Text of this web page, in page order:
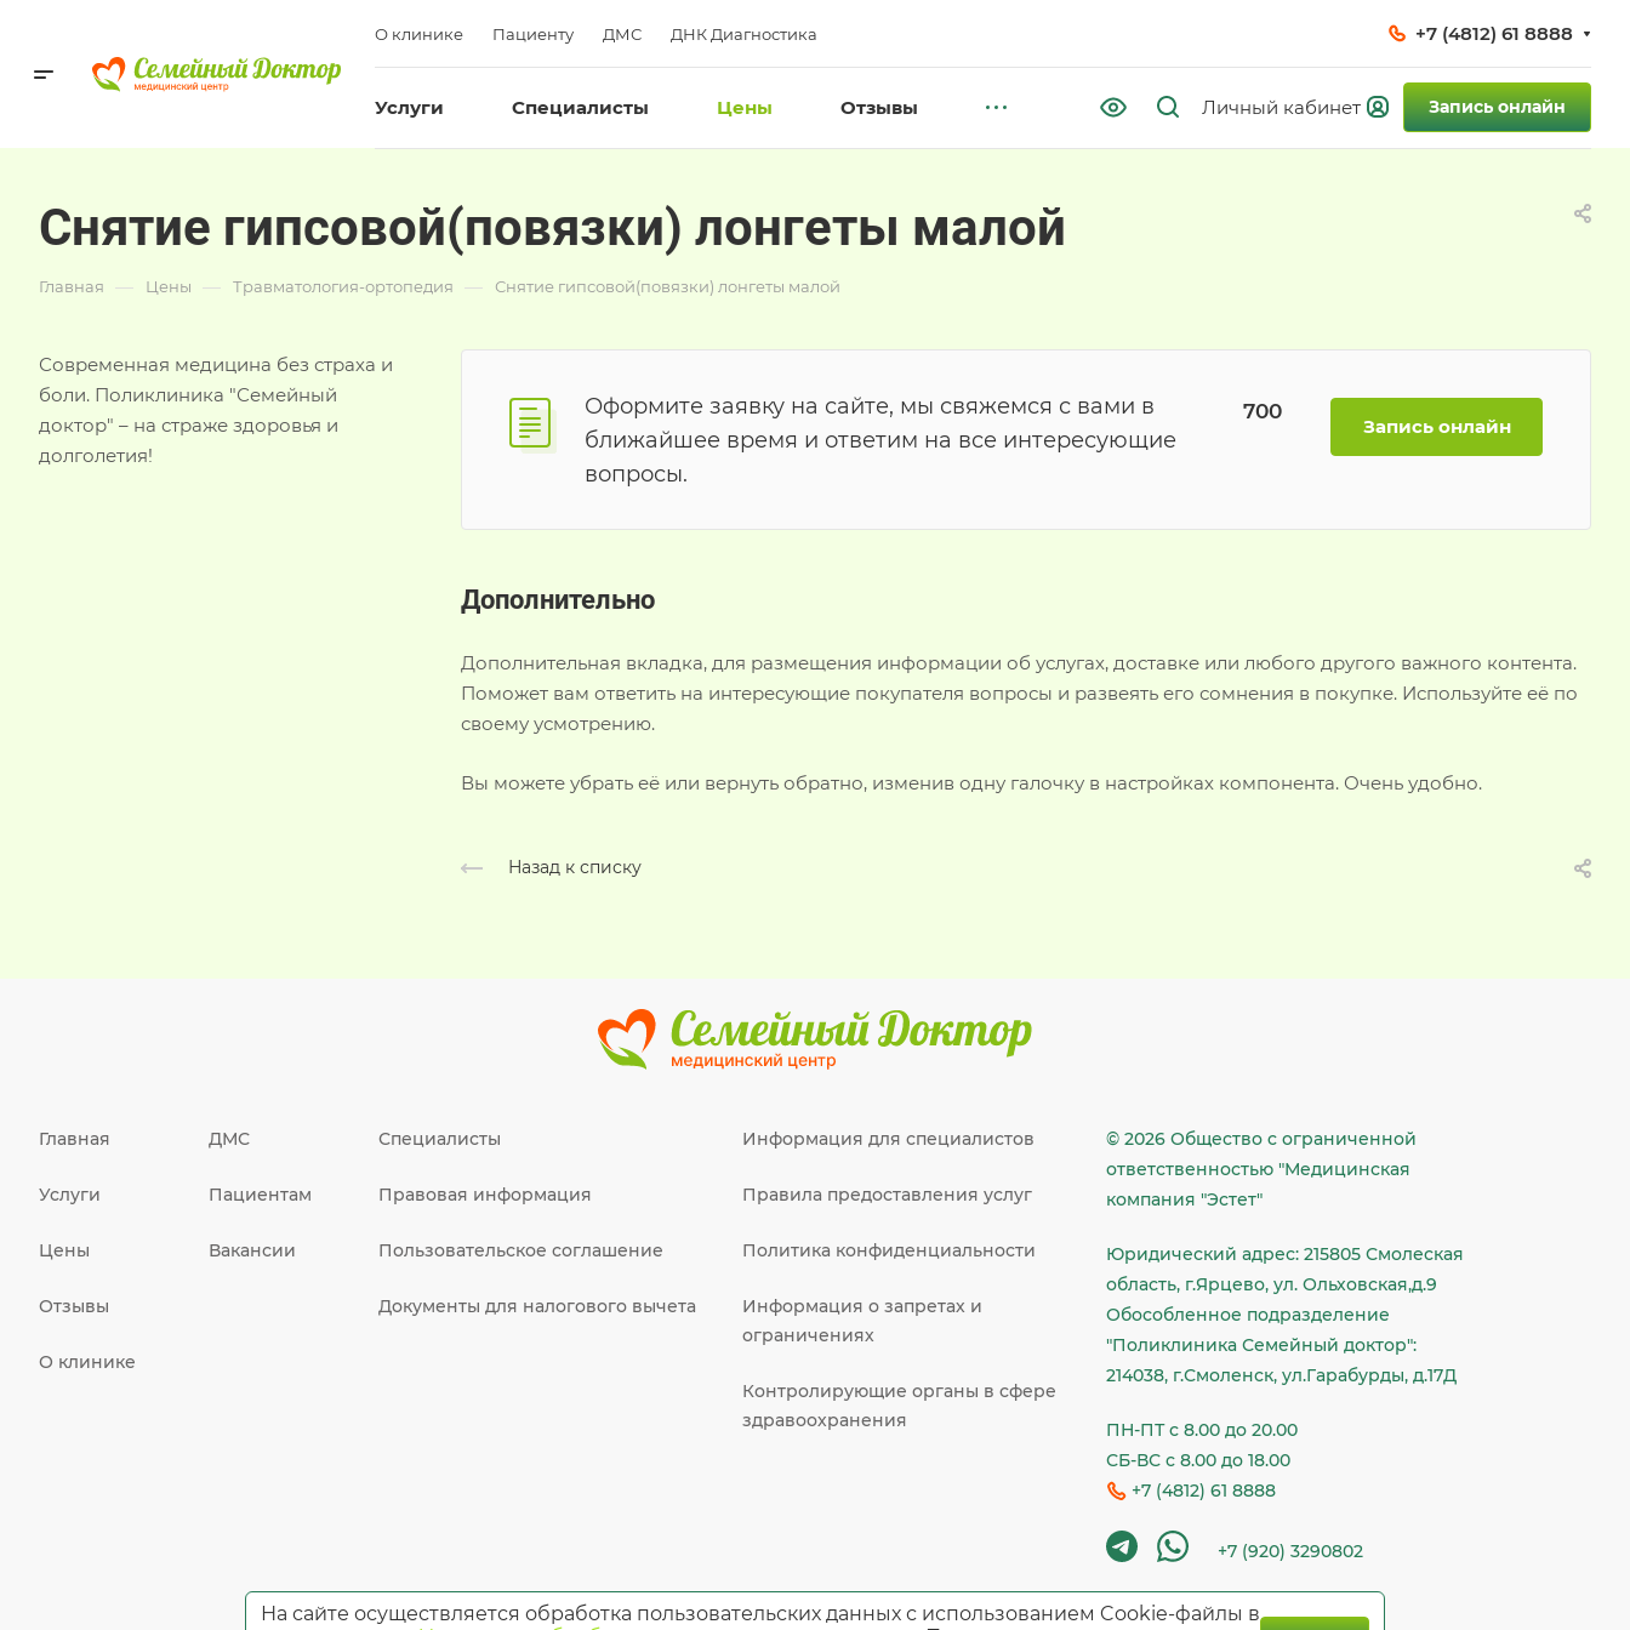
О клинике Пациенту ДМС ДНК Диагностика +7 (4812) 61 8888
Услуги Специалисты Цены Отзывы Запись онлайн
Снятие гипсовой(повязки) лонгеты малой
Главная — Цены — Травматология-ортопедия — Снятие гипсовой(повязки) лонгеты малой
Оформите заявку на сайте, мы свяжемся с вами в
ближайшее время и ответим на все интересующие
вопросы.
700
Запись онлайн
Дополнительно
Дополнительная вкладка, для размещения информации об услугах, доставке или любого другого важного контента.
Поможет вам ответить на интересующие покупателя вопросы и развеять его сомнения в покупке. Используйте её по
своему усмотрению.
Вы можете убрать её или вернуть обратно, изменив одну галочку в настройках компонента. Очень удобно.
Назад к списку
Современная медицина без страха и
боли. Поликлиника "Семейный
доктор" – на страже здоровья и
долголетия!
Главная
Услуги
Цены
Отзывы
О клинике
ДМС
Пациентам
Вакансии
Специалисты
Правовая информация
Пользовательское соглашение
Документы для налогового вычета
Информация для специалистов
Правила предоставления услуг
Политика конфиденциальности
Информация о запретах и
ограничениях
Контролирующие органы в сфере
здравоохранения
© 2026 Общество c ограниченной
ответственностью "Медицинская
компания "Эстет"
Юридический адрес: 215805 Смолеская
область, г.Ярцево, ул. Ольховская,д.9
Обособленное подразделение
"Поликлиника Семейный доктор":
214038, г.Смоленск, ул.Гарабурды, д.17Д
ПН-ПТ с 8.00 до 20.00
СБ-ВС с 8.00 до 18.00
+7 (4812) 61 8888
+7 (920) 3290802
На сайте осуществляется обработка пользовательских данных с использованием Cookie-файлы в